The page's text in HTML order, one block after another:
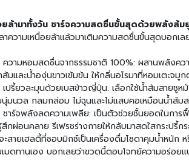
ยล้ามาทั้งวัน ชาร์จความสดชื่นขั้นสุดด้วยพลังส้
ความเหนื่อยล้าแล้วมาเติมความสดชื่นขั้นสุดบอกเ
ามหอมสดชื่นจากธรรมชาติ 100%: ผสานพลังคว
ส้มและน้ำองุ่นขาวเข้มข้น ให้กลิ่นอโรมาที่หอมเตะจมู
รี้ยวละมุนด้วยเบสข้าวญี่ปุ่น: เลือกใช้น้ำส้มสายชู
มนวล กลมกล่อม ไม่ฉุนและไม่แสบคอเหมือนน้ำส้ม
ร์จพลังลดความเพลีย: เป็นตัวช่วยชั้นยอดในการ
กผ่อนคลาย รีเฟรชร่างกายให้กลับมาสดใสกระปรี้กร
ะสายเฮลตี้ที่ชอบมิกซ์เป็นเครื่องดื่มโซดาคุมน้ำหนัก
มดทานเอง บอกเลยว่าขวดนี้ตอบโจทย์ความอร่อย